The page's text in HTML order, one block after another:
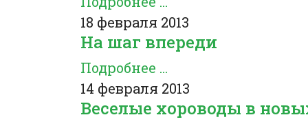
18 февраля 2013
На шаг впереди
Подробнее ...
14 февраля 2013
Веселые хороводы в